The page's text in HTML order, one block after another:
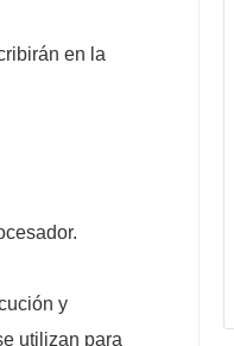
en la
y
utilizan para